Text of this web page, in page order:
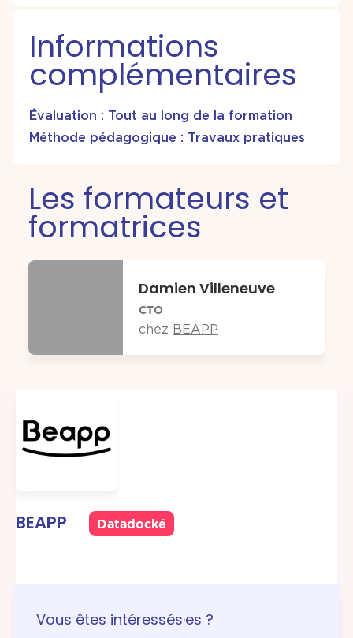
Informations
complémentaires
Évaluation : Tout au long de la formation
Méthode pédagogique : Travaux pratiques
Les formateurs et
formatrices
Damien Villeneuve
CTO
chez BEAPP
BEAPP Datadocké
Vous êtes intéressés·es ?